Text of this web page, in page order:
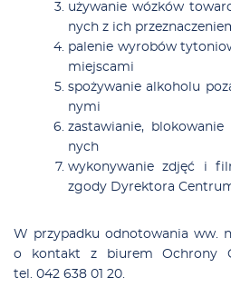
uży­wa­nie wóz­ków
nych z ich
pa­le­nie wy­ro­bów
miej­sca­mi
spo­ży­wa­nie al­ko­ho­lu
ny­mi
za­sta­wia­nie,
nych
wy­ko­ny­wa­nie zdjęć i
zgo­dy Dy­rek­to­ra
W przy­pad­ku od­no­to­wa­nia ww.
o kon­takt z biu­rem Och­ro­ny
tel. 042 638 01 20.